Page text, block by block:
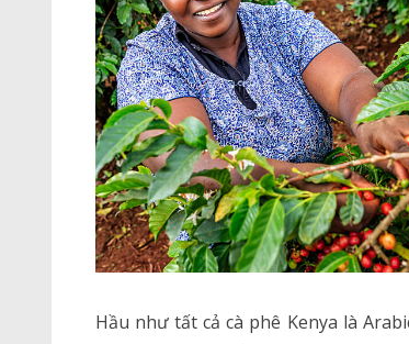
Hầu như tất cả cà phê Kenya là